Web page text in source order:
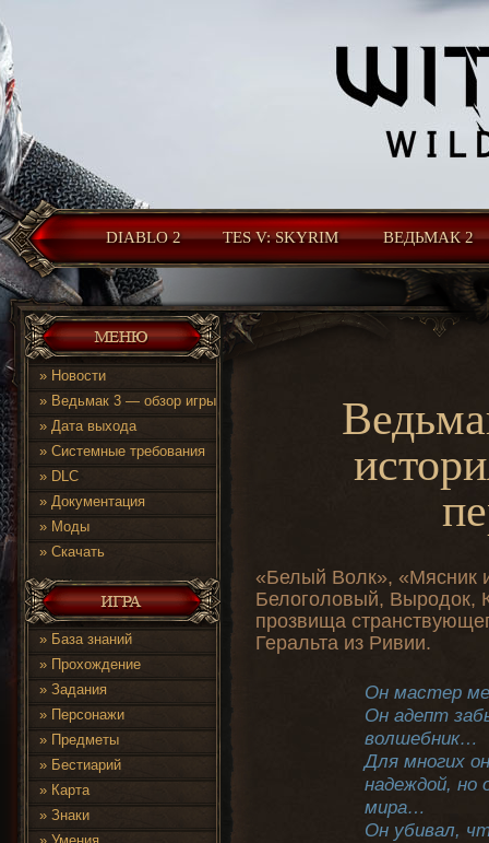
DIABLO 2 TES V: SKYRIM ВЕДЬМАК 2
» Новости
» Ведьмак 3 — обзор игры
» Дата выхода
» Системные требования
» DLC
» Документация
» Моды
» Скачать
» База знаний
» Прохождение
» Задания
» Персонажи
» Предметы
» Бестиарий
» Карта
» Знаки
«Белый Волк», «Мясник
Белоголовый, Выродок,
прозвища
Геральта из Ривии.
Он мастер
Он адепт
волшебник…
Для многих
надеждой, но
мира…
Он убивал,